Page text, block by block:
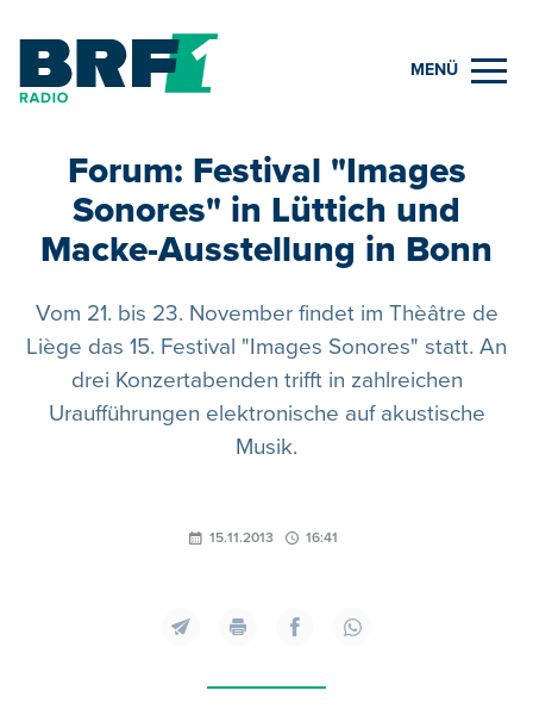
MENÜ
Forum: Festival "Images
Sonores" in Lüttich und
Macke-Ausstellung in Bonn
Vom 21. bis 23. November findet im Thèâtre de
Liège das 15. Festival "Images Sonores" statt. An
drei Konzertabenden trifft in zahlreichen
Uraufführungen elektronische auf akustische
Musik.
15.11.2013 16:41